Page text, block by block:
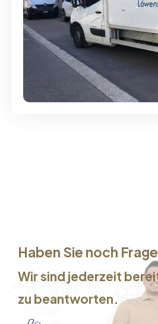
Günstige Umzüge -
Service
Haben Sie noch
Wir sind jederzeit
zu beantworten.